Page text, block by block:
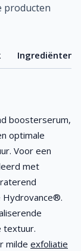
producten
Ingrediënten
boosterserum,
optimale
Voor een
met
textuur.
milde exfoliatie